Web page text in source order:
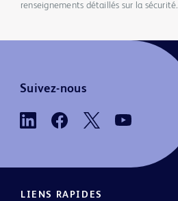
renseignements détaillés sur la sécurité.
Suivez-nous
LIENS RAPIDES